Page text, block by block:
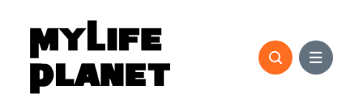
contenido